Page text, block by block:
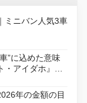
ミニバン人気3車
”に込めた意味
アイダホ』が
年の金額の目